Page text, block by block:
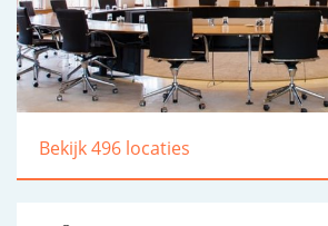
Bekijk 496 locaties